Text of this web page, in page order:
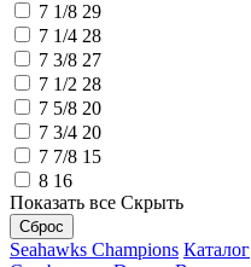
7 1/8 29
7 1/4 28
7 3/8 27
7 1/2 28
7 5/8 20
7 3/4 20
7 7/8 15
8 16
Показать все Скрыть
Сброс
Seahawks Champions Каталог